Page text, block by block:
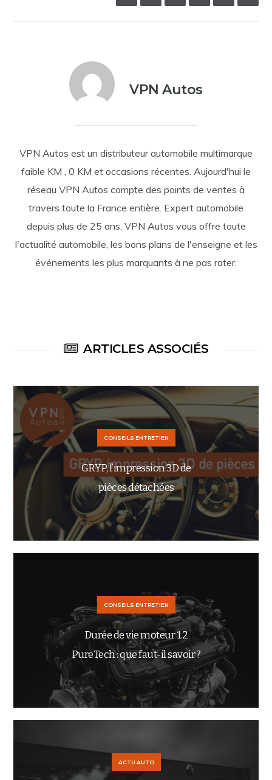
VPN Autos
VPN Autos est un distributeur automobile multimarque
faible KM , 0 KM et occasions récentes. Aujourd'hui le
réseau VPN Autos compte des points de ventes à
travers toute la France entière. Expert automobile
depuis plus de 25 ans, VPN Autos vous offre toute
l'actualité automobile, les bons plans de l'enseigne et les
événements les plus marquants à ne pas rater.
ARTICLES ASSOCIÉS
CONSEILS ENTRETIEN
GRYP, l’impression 3D de
pièces détachées
CONSEILS ENTRETIEN
Durée de vie moteur 1.2
PureTech : que faut-il savoir ?
ACTU AUTO